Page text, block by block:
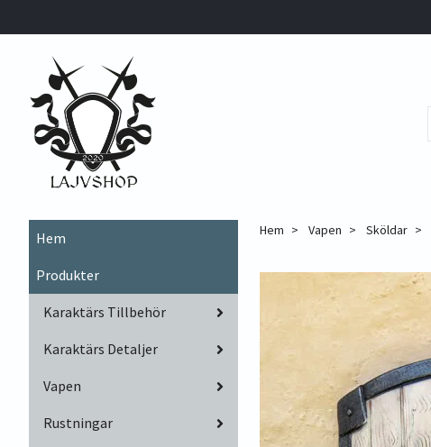
Hem
Produkter
Karaktärs Tillbehör
Karaktärs Detaljer
Vapen
Rustningar
Hem Vapen Sköldar